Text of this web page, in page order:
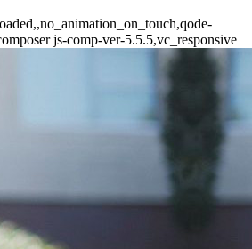
js-comp-ver-5.5.5,vc_responsive